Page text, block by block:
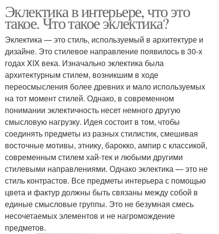
Эклектика в интерьере, что это
такое. Что такое эклектика?
Эклектика — это стиль, используемый в архитектуре и
дизайне. Это стилевое направление появилось в 30-х
годах XIX века. Изначально эклектика была
архитектурным стилем, возникшим в ходе
переосмысления более древних и мало используемых
на тот момент стилей. Однако, в современном
понимании эклектичность несет немного другую
смысловую нагрузку. Идея состоит в том, чтобы
соединять предметы из разных стилистик, смешивая
восточные мотивы, этнику, барокко, ампир с классикой,
современным стилем хай-тек и любыми другими
стилевыми направлениями. Однако эклектика — это не
стиль контрастов. Все предметы интерьера с помощью
цвета и фактур должны быть связаны между собой в
единые смысловые группы. Это не безумная смесь
несочетаемых элементов и не нагромождение
предметов.